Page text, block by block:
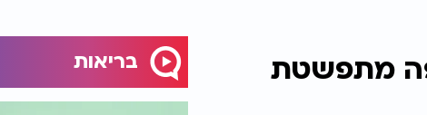
- והמגפה מתפשטת
בריאות